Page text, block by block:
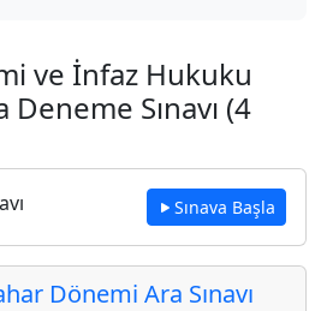
ve İnfaz Hukuku
Sınavı (4
Sınava Başla
Dönemi Ara Sınavı